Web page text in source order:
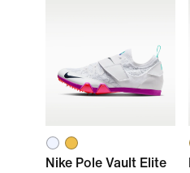
Nike Pole Vault Elite